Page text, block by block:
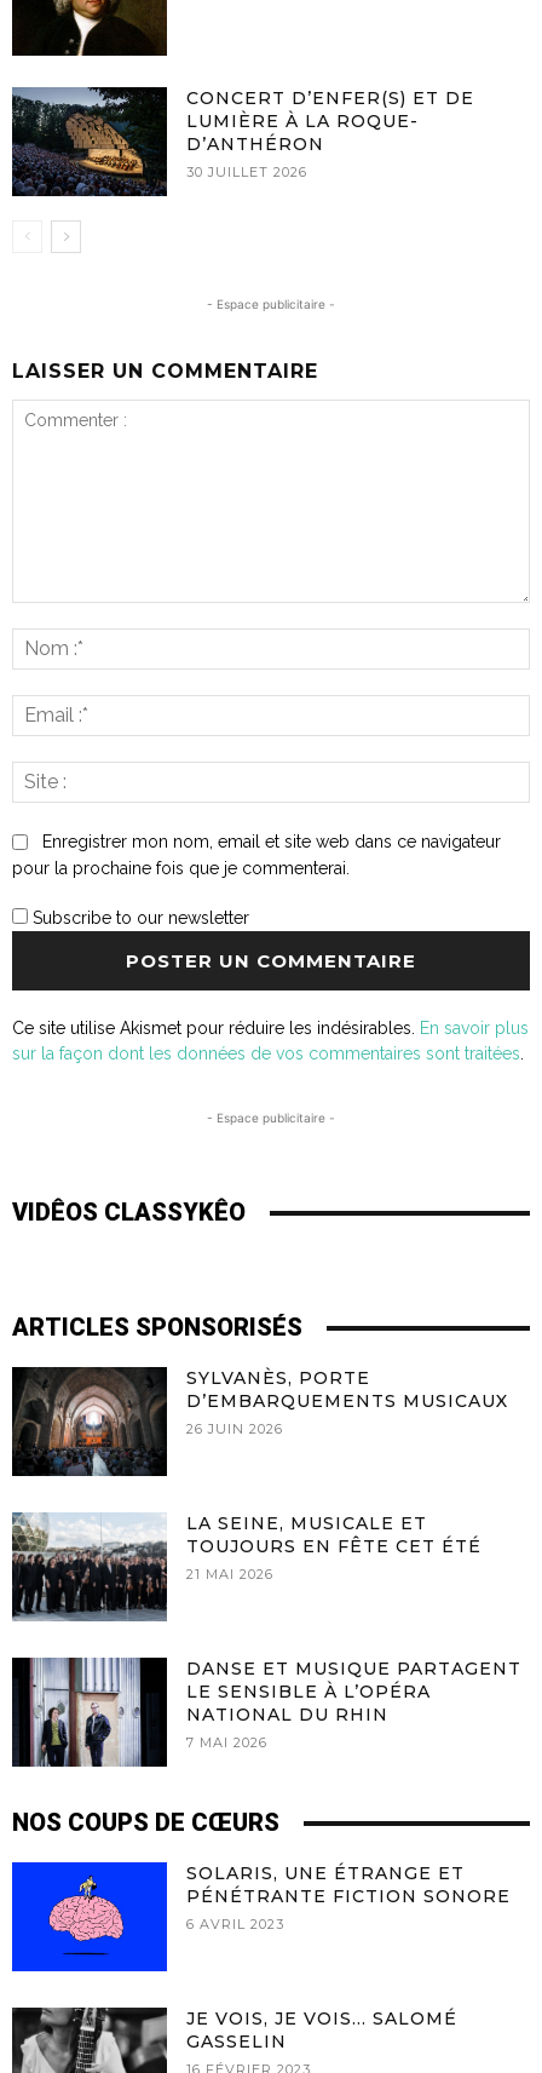
CONCERT D’ENFER(S) ET DE
LUMIÈRE À LA ROQUE-
D’ANTHÉRON
30 JUILLET 2026
- Espace publicitaire -
LAISSER UN COMMENTAIRE
Enregistrer mon nom, email et site web dans ce navigateur
pour la prochaine fois que je commenterai.
Subscribe to our newsletter
Ce site utilise Akismet pour réduire les indésirables. En savoir plus
sur la façon dont les données de vos commentaires sont traitées.
- Espace publicitaire -
VIDÊOS CLASSYKÊO
ARTICLES SPONSORISÉS
SYLVANÈS, PORTE
D’EMBARQUEMENTS MUSICAUX
26 JUIN 2026
LA SEINE, MUSICALE ET
TOUJOURS EN FÊTE CET ÉTÉ
21 MAI 2026
DANSE ET MUSIQUE PARTAGENT
LE SENSIBLE À L’OPÉRA
NATIONAL DU RHIN
7 MAI 2026
NOS COUPS DE CŒURS
SOLARIS, UNE ÉTRANGE ET
PÉNÉTRANTE FICTION SONORE
6 AVRIL 2023
JE VOIS, JE VOIS… SALOMÉ
GASSELIN
16 FÉVRIER 2023